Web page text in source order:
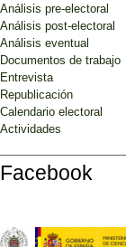
Análisis pre-electoral
Análisis post-electoral
Análisis eventual
Documentos de trabajo
Entrevista
Republicación
Calendario electoral
Actividades
Facebook